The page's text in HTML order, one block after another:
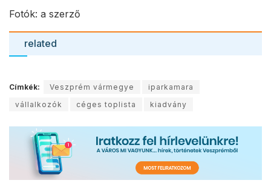
Fotók: a szerző
related
Címkék: Veszprém vármegye
iparkamara
vállalkozók
céges toplista kiadvány